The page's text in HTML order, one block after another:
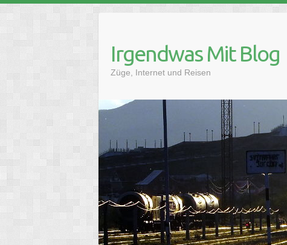
content
Irgendwas Mit Blog
Züge, Internet und Reisen